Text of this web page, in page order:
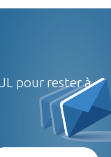
pour rester à